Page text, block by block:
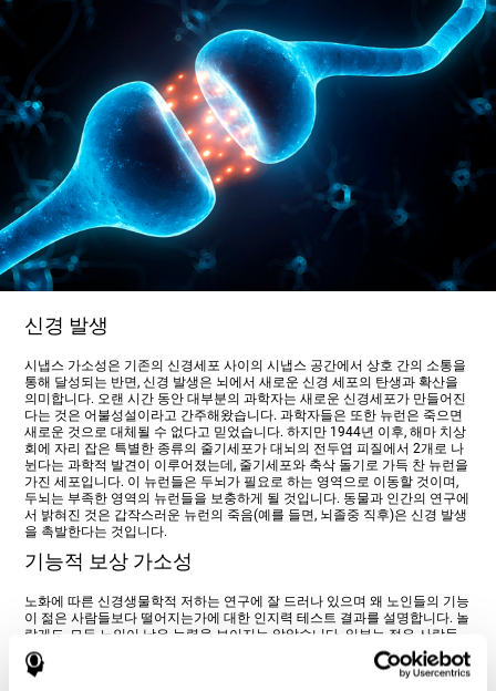
신경 발생
시냅스 가소성은 기존의 신경세포 사이의 시냅스 공간에서 상호 간의 소통을
통해 달성되는 반면, 신경 발생은 뇌에서 새로운 신경 세포의 탄생과 확산을
의미합니다. 오랜 시간 동안 대부분의 과학자는 새로운 신경세포가 만들어진
다는 것은 어불성설이라고 간주해왔습니다. 과학자들은 또한 뉴런은 죽으면
새로운 것으로 대체될 수 없다고 믿었습니다. 하지만 1944년 이후, 해마 치상
회에 자리 잡은 특별한 종류의 줄기세포가 대뇌의 전두엽 피질에서 2개로 나
뉜다는 과학적 발견이 이루어졌는데, 줄기세포와 축삭 돌기로 가득 찬 뉴런을
가진 세포입니다. 이 뉴런들은 두뇌가 필요로 하는 영역으로 이동할 것이며,
두뇌는 부족한 영역의 뉴런들을 보충하게 될 것입니다. 동물과 인간의 연구에
서 밝혀진 것은 갑작스러운 뉴런의 죽음(예를 들면, 뇌졸중 직후)은 신경 발생
을 촉발한다는 것입니다.
기능적 보상 가소성
노화에 따른 신경생물학적 저하는 연구에 잘 드러나 있으며 왜 노인들의 기능
이 젊은 사람들보다 떨어지는가에 대한 인지력 테스트 결과를 설명합니다. 놀
랍게도, 모든 노인이 낮은 능력을 보이지는 않았습니다. 일부는 젊은 사람들
과 비슷한 성취도를 보였습니다. 예기치 못한 결과에 과학적인 조사를 하였는
데, 새로운 정보를 처리할 때 높은 성취도를 보인 노인들은 젊은 사람들과 똑